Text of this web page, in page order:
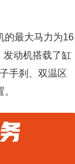
的最大马力为16
动机搭载了缸
手刹、双温区